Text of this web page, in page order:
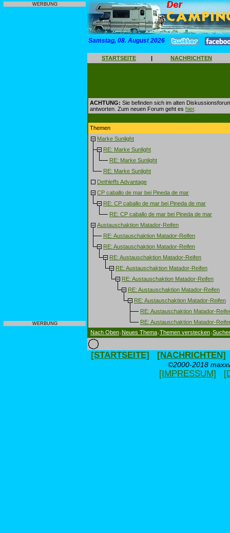
WERBUNG
WERBUNG
Samstag, 08. August 2026
STARTSEITE | NACHRICHTEN
ACHTUNG: Sie befinden sich im alten
antworten. Zum neuen Forum geht es hier.
Themen
Marke Sunlight
RE: Marke Sunlight
RE: Marke Sunlight
RE: Marke Sunlight
Dethleffs Advantage
CP caballo de mar bei Pineda de mar
RE: CP caballo de mar bei Pineda de mar
RE: CP caballo de mar bei Pineda de mar
Austauschaktion Matador-Reifen
RE: Austauschaktion Matador-Reifen
RE: Austauschaktion Matador-Reifen
RE: Austauschaktion Matador-Reifen
RE: Austauschaktion Matador-Reifen
RE: Austauschaktion Matador-Reifen
RE: Austauschaktion Matador-Reifen
RE: Austauschaktion Matador-Reifen
RE: Austauschaktion Matador-
RE: Austauschaktion Matador-
Nach Oben | Neues Thema | Themen verstecken |
[STARTSEITE] [NACHRICHTEN]
©2000-2018
[IMPRESSUM]